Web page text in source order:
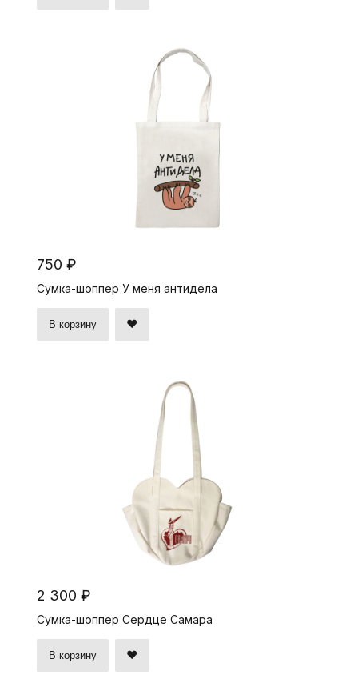
750 ₽
Сумка-шоппер У меня антидела
В корзину
2 300 ₽
Сумка-шоппер Сердце Самара
В корзину